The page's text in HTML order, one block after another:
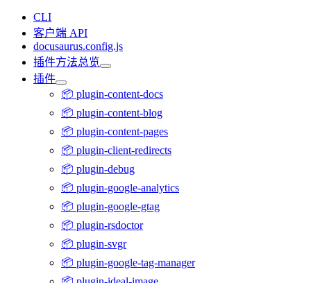
CLI
客户端 API
docusaurus.config.js
插件方法总览
插件
📦 plugin-content-docs
📦 plugin-content-blog
📦 plugin-content-pages
📦 plugin-client-redirects
📦 plugin-debug
📦 plugin-google-analytics
📦 plugin-google-gtag
📦 plugin-rsdoctor
📦 plugin-svgr
📦 plugin-google-tag-manager